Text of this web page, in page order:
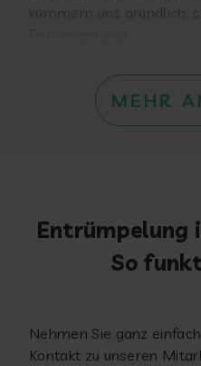
kümmern uns gründlich,
MEHR
Entrümpelung
So
Nehmen Sie ganz
Kontakt zu unseren